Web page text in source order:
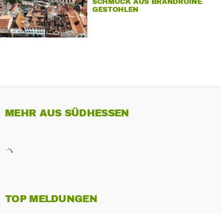
SCHMUCK AUS BRANDRUINE
GESTOHLEN
MEHR AUS SÜDHESSEN
TOP MELDUNGEN